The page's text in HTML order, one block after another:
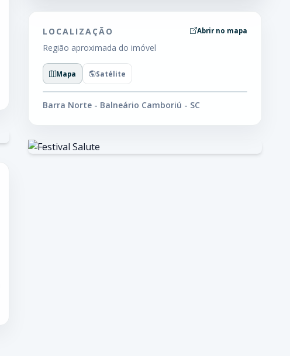
LOCALIZAÇÃO
Região aproximada do imóvel
Abrir no mapa
Mapa Satélite
Barra Norte - Balneário Camboriú - SC